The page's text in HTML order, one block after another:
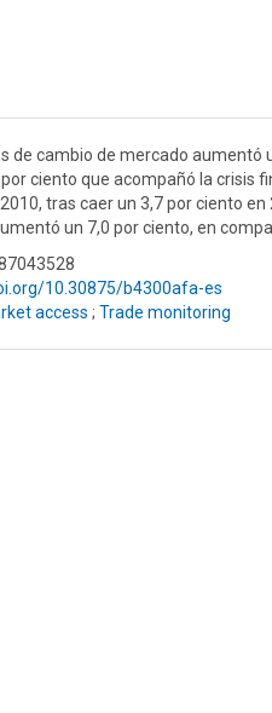
de cambio de mercado
ciento que acompañó la crisis
tras caer un 3,7 por ciento
un 7,0 por ciento, en
10.30875/b4300afa-es
access ; Trade monitoring